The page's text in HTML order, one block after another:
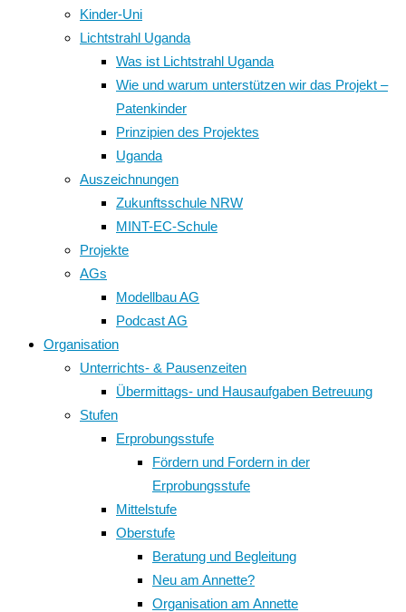
Kinder-Uni
Lichtstrahl Uganda
Was ist Lichtstrahl Uganda
Wie und warum unterstützen wir das Projekt –
Patenkinder
Prinzipien des Projektes
Uganda
Auszeichnungen
Zukunftsschule NRW
MINT-EC-Schule
Projekte
AGs
Modellbau AG
Podcast AG
Organisation
Unterrichts- & Pausenzeiten
Übermittags- und Hausaufgaben Betreuung
Stufen
Erprobungsstufe
Fördern und Fordern in der
Erprobungsstufe
Mittelstufe
Oberstufe
Beratung und Begleitung
Neu am Annette?
Organisation am Annette